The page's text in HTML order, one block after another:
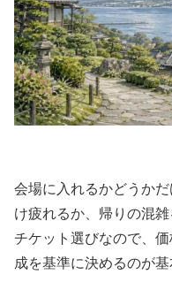
会場に入れるかどうか
け疲れるか、帰りの混
チケット選びなので、
成を基準に決めるのが基